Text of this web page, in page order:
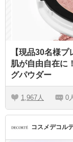
【現品30名様
肌が自由自在に
グパウダー
1,967 0
コスメデコル